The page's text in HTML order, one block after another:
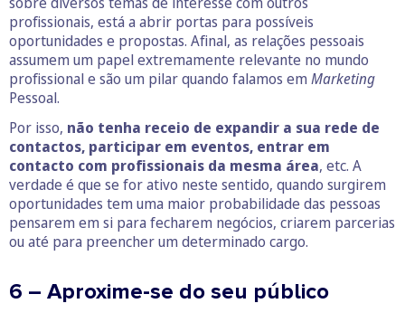
profissionais, está a abrir portas para possíveis
oportunidades e propostas. Afinal, as relações pessoais
assumem um papel extremamente relevante no mundo
profissional e são um pilar quando falamos em Marketing
Pessoal.
Por isso, não tenha receio de expandir a sua rede de
contactos, participar em eventos, entrar em
contacto com profissionais da mesma área, etc. A
verdade é que se for ativo neste sentido, quando surgirem
oportunidades tem uma maior probabilidade das pessoas
pensarem em si para fecharem negócios, criarem parcerias
ou até para preencher um determinado cargo.
6 – Aproxime-se do seu público